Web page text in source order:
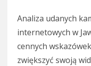
Analiza udanych
internetowych w
cennych
zwiększyć swoją